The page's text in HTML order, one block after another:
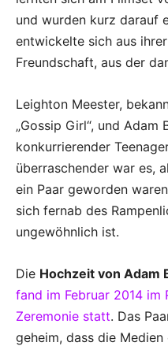
und wurden kurz darauf
entwickelte sich aus
Freundschaft, aus der
Leighton Meester,
„Gossip Girl“, und
konkurrierender
überraschender war es,
ein Paar geworden
sich fernab des
ungewöhnlich ist.
Die Hochzeit von Adam
fand im Februar 2014 im
Zeremonie statt. Das
geheim, dass die